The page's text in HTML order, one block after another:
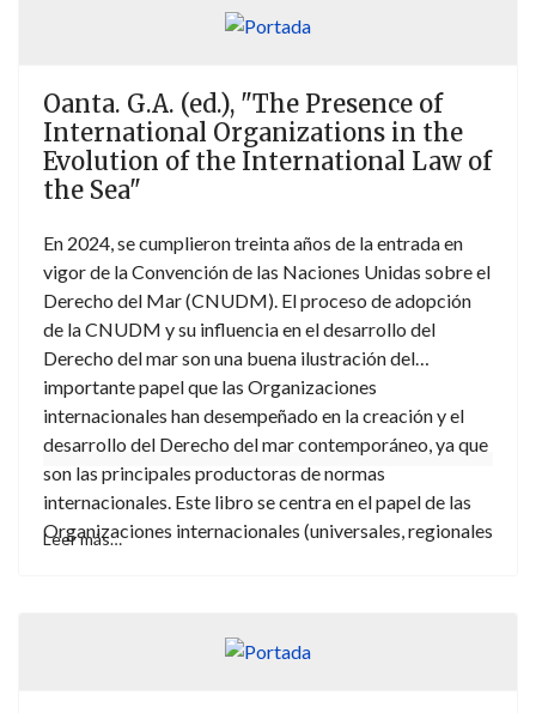
en la implementación del Acuerdo.
Oanta. G.A. (ed.), "The Presence of
International Organizations in the
Evolution of the International Law of
the Sea"
En 2024, se cumplieron treinta años de la entrada en
vigor de la Convención de las Naciones Unidas sobre el
Derecho del Mar (CNUDM). El proceso de adopción
de la CNUDM y su influencia en el desarrollo del
Derecho del mar son una buena ilustración del
importante papel que las Organizaciones
internacionales han desempeñado en la creación y el
desarrollo del Derecho del mar contemporáneo, ya que
son las principales productoras de normas
internacionales. Este libro se centra en el papel de las
Organizaciones internacionales (universales, regionales
el alcance de las disposiciones de la CNUDM.
Leer más…